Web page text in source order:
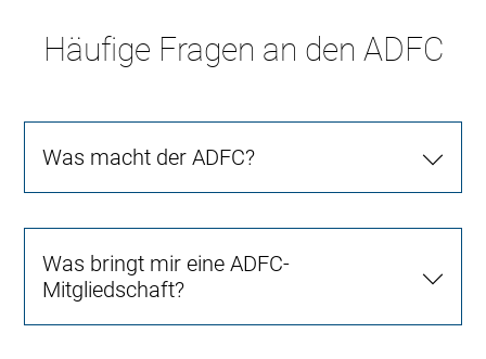
Häufige Fragen an den ADFC
Was macht der ADFC?
Was bringt mir eine ADFC-
Mitgliedschaft?